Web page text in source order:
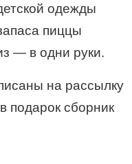
одежды
пиццы
— в одни руки.
на рассылку
подарок сборник